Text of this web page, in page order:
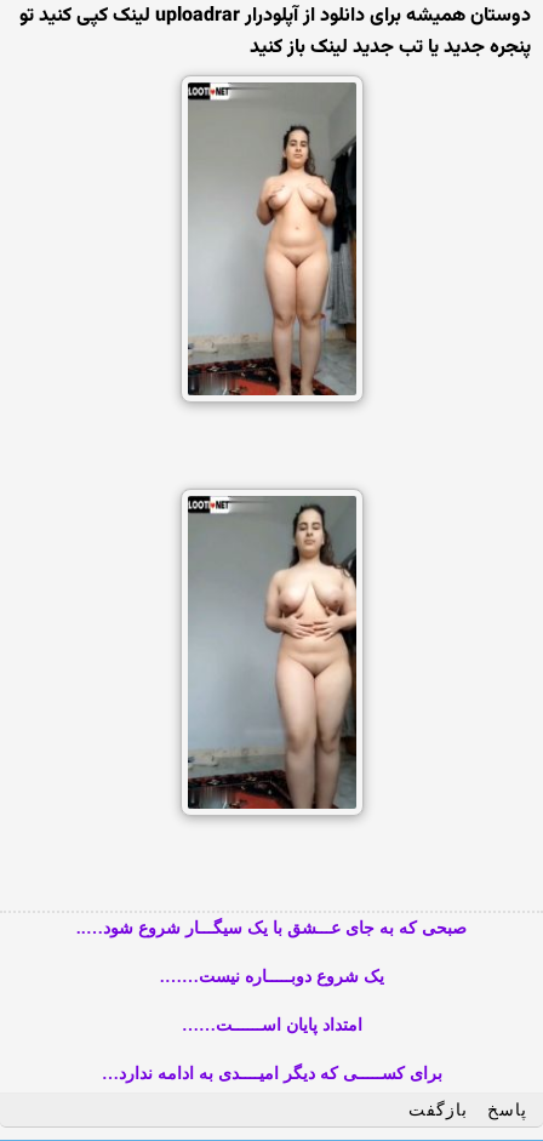
دوستان همیشه برای دانلود از آپلودرار uploadrar لینک کپی کنید تو
پنجره جدید یا تب جدید لینک باز کنید
صبحی که به جای عـــشق با یک سیگـــار شروع شود…..
یک شروع دوبـــــاره نیست…….
امتداد پایان اســــــت……
برای کســـــی که دیگر امیــــدی به ادامه ندارد…
پاسخ
بازگفت